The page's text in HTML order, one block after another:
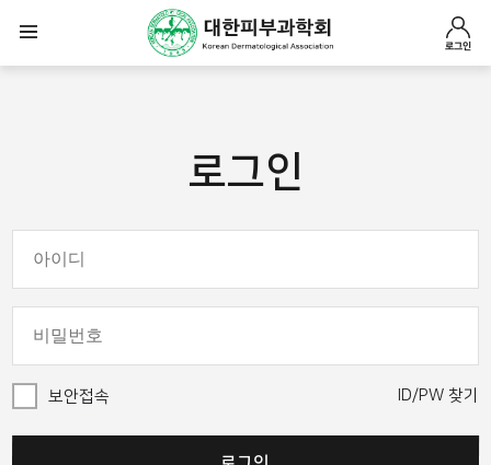
로그인
로그인
보안접속 ID/PW 찾기